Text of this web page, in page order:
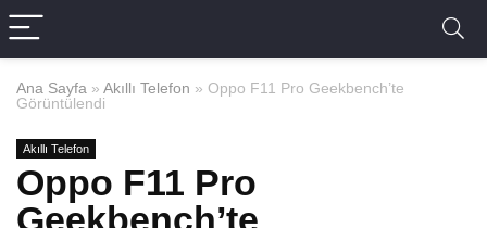
Ana Sayfa » Akıllı Telefon » Oppo F11 Pro Geekbench’te
Görüntülendi
Akıllı Telefon
Oppo F11 Pro
Geekbench’te